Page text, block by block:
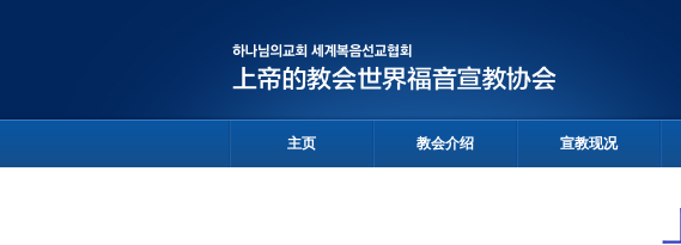
主页 教会介绍 宣教现况